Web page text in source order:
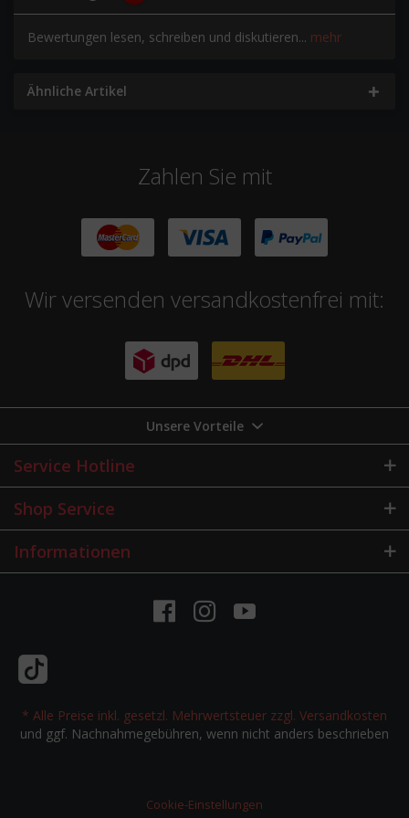
Bewertungen lesen, schreiben und diskutieren... mehr
Ähnliche Artikel
Zahlen Sie mit
Wir versenden versandkostenfrei mit:
Unsere Vorteile
Service Hotline
Shop Service
Informationen
* Alle Preise inkl. gesetzl. Mehrwertsteuer zzgl. Versandkosten
und ggf. Nachnahmegebühren, wenn nicht anders beschrieben
Cookie-Einstellungen